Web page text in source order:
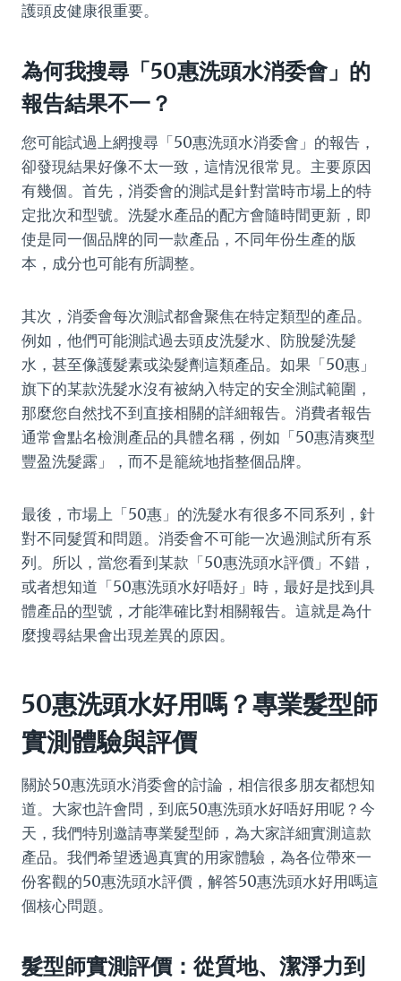
護頭皮健康很重要。
為何我搜尋「50惠洗頭水消委會」的
報告結果不一？
您可能試過上網搜尋「50惠洗頭水消委會」的報告，
卻發現結果好像不太一致，這情況很常見。主要原因
有幾個。首先，消委會的測試是針對當時市場上的特
定批次和型號。洗髮水產品的配方會隨時間更新，即
使是同一個品牌的同一款產品，不同年份生產的版
本，成分也可能有所調整。
其次，消委會每次測試都會聚焦在特定類型的產品。
例如，他們可能測試過去頭皮洗髮水、防脫髮洗髮
水，甚至像護髮素或染髮劑這類產品。如果「50惠」
旗下的某款洗髮水沒有被納入特定的安全測試範圍，
那麼您自然找不到直接相關的詳細報告。消費者報告
通常會點名檢測產品的具體名稱，例如「50惠清爽型
豐盈洗髮露」，而不是籠統地指整個品牌。
最後，市場上「50惠」的洗髮水有很多不同系列，針
對不同髮質和問題。消委會不可能一次過測試所有系
列。所以，當您看到某款「50惠洗頭水評價」不錯，
或者想知道「50惠洗頭水好唔好」時，最好是找到具
體產品的型號，才能準確比對相關報告。這就是為什
麼搜尋結果會出現差異的原因。
50惠洗頭水好用嗎？專業髮型師
實測體驗與評價
關於50惠洗頭水消委會的討論，相信很多朋友都想知
道。大家也許會問，到底50惠洗頭水好唔好用呢？今
天，我們特別邀請專業髮型師，為大家詳細實測這款
產品。我們希望透過真實的用家體驗，為各位帶來一
份客觀的50惠洗頭水評價，解答50惠洗頭水好用嗎這
個核心問題。
髮型師實測評價：從質地、潔淨力到